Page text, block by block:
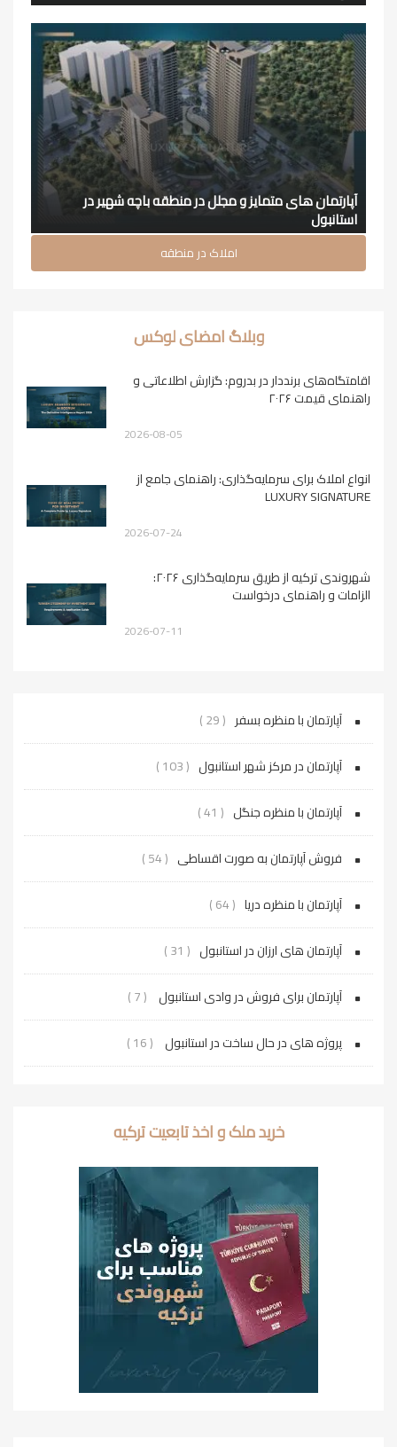
آپارتمان های متمایز و مجلل در منطقه باچه شهیر در
استانبول
املاک در منطقه
وبلاگ امضای لوکس
اقامتگاه‌های برنددار در بدروم: گزارش اطلاعاتی و
راهنمای قیمت ۲۰۲۶
2026-08-05
انواع املاک برای سرمایه‌گذاری: راهنمای جامع از
LUXURY SIGNATURE
2026-07-24
شهروندی ترکیه از طریق سرمایه‌گذاری ۲۰۲۶:
الزامات و راهنمای درخواست
2026-07-11
آپارتمان با منظره بسفر ( 29 )
آپارتمان در مرکز شهر استانبول ( 103 )
آپارتمان با منظره جنگل ( 41 )
فروش آپارتمان به صورت اقساطی ( 54 )
آپارتمان با منظره دریا ( 64 )
آپارتمان های ارزان در استانبول ( 31 )
آپارتمان برای فروش در وادی استانبول ( 7 )
پروژه‌ های در حال ساخت در استانبول ( 16 )
خرید ملک و اخذ تابعیت ترکیه